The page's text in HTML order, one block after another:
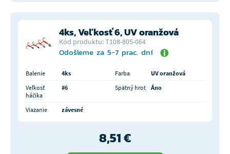
4ks, Veľkosť 6, UV oranžová
Kód produktu: T108-805-064
Odošleme za 5-7 prac. dní
Balenie 4ks Farba
UV oranžová
Veľkosť
háčika
#6 Spätný hrot Áno
Viazanie závesné
8,51 €